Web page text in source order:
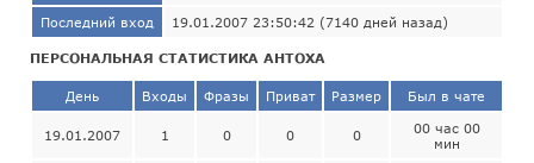
Последний вход 19.01.2007 23:50:42 (7140 дней назад)
ПЕРСОНАЛЬНАЯ СТАТИСТИКА АНТОХА
День Входы Фразы Приват Размер Был в чате
19.01.2007 1 0 0 0
00 час 00
мин